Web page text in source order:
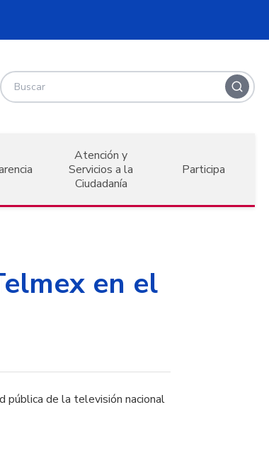
Atención y
Servicios a la
Ciudadanía
Participa
en el
pública de la televisión nacional